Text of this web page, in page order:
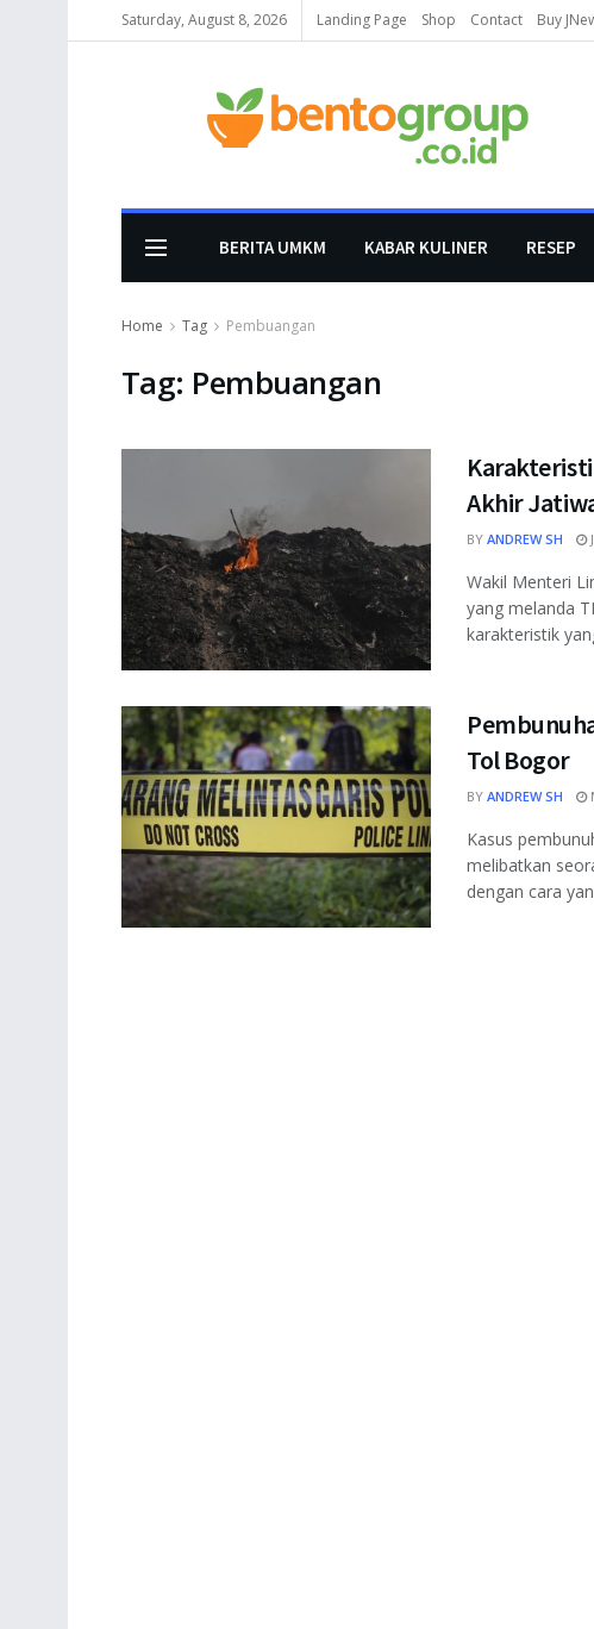
Saturday, August 8, 2026 Landing Page Shop Contact Buy
BERITA UMKM KABAR KULINER RESEP
Home Tag Pembuangan
Tag: Pembuangan
Akhir
BY ANDREW SH
Wakil Menteri
yang melanda
karakteristik
Tol Bogor
BY ANDREW SH
Kasus
melibatkan
dengan cara